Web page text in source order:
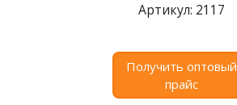
Артикул: 2117
Получить оптовый
прайс